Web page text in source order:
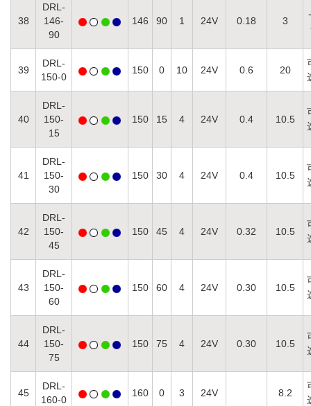
38
DRL-
146-
90
146 90 1 24V 0.18 3
39
DRL-
150-0
150 0 10 24V 0.6 20
40
DRL-
150-
15
150 15 4 24V 0.4 10.5
41
DRL-
150-
30
150 30 4 24V 0.4 10.5
42
DRL-
150-
45
150 45 4 24V 0.32 10.5
43
DRL-
150-
60
150 60 4 24V 0.30 10.5
44
DRL-
150-
75
150 75 4 24V 0.30 10.5
45
DRL-
160-0
160 0 3 24V 8.2